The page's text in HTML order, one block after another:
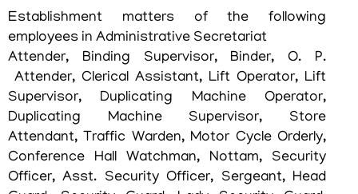
Establishment matters of the following
employees in Administrative Secretariat
Attender, Binding Supervisor, Binder, O. P.
Attender, Clerical Assistant, Lift Operator, Lift
Supervisor, Duplicating Machine Operator,
Duplicating Machine Supervisor, Store
Attendant, Traffic Warden, Motor Cycle Orderly,
Conference Hall Watchman, Nottam, Security
Officer, Asst. Security Officer, Sergeant, Head